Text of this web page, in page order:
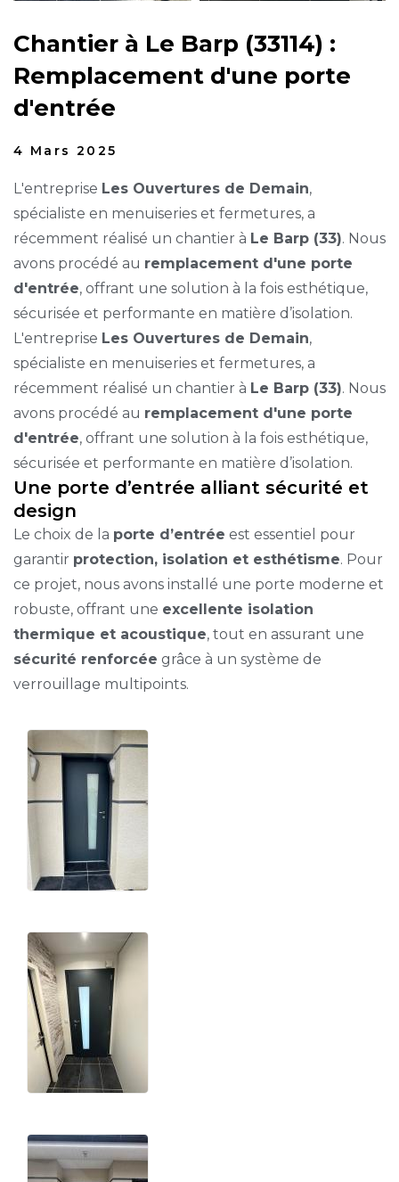
Chantier à Le Barp (33114) :
Remplacement d'une porte
d'entrée
4 Mars 2025
L'entreprise Les Ouvertures de Demain,
spécialiste en menuiseries et fermetures, a
récemment réalisé un chantier à Le Barp (33). Nous
avons procédé au remplacement d'une porte
d'entrée, offrant une solution à la fois esthétique,
sécurisée et performante en matière d’isolation.
L'entreprise Les Ouvertures de Demain,
spécialiste en menuiseries et fermetures, a
récemment réalisé un chantier à Le Barp (33). Nous
avons procédé au remplacement d'une porte
d'entrée, offrant une solution à la fois esthétique,
sécurisée et performante en matière d’isolation.
Une porte d’entrée alliant sécurité et
design
Le choix de la porte d’entrée est essentiel pour
garantir protection, isolation et esthétisme. Pour
ce projet, nous avons installé une porte moderne et
robuste, offrant une excellente isolation
thermique et acoustique, tout en assurant une
sécurité renforcée grâce à un système de
verrouillage multipoints.